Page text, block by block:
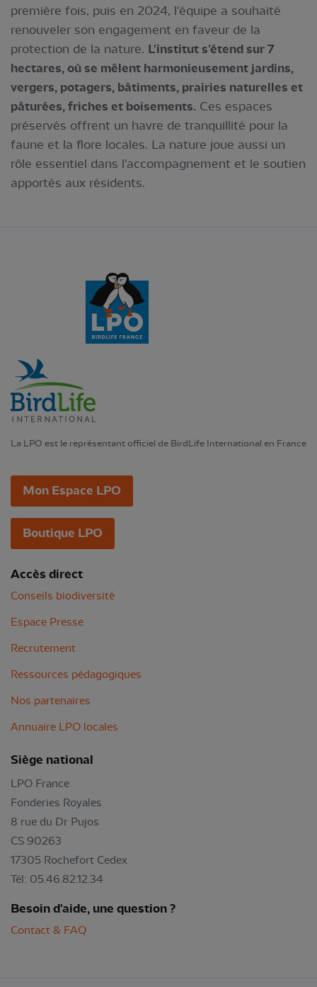
première fois, puis en 2024, l'équipe a souhaité
renouveler son engagement en faveur de la
protection de la nature. L'institut s'étend sur 7
hectares, où se mêlent harmonieusement jardins,
vergers, potagers, bâtiments, prairies naturelles et
pâturées, friches et boisements. Ces espaces
préservés offrent un havre de tranquillité pour la
faune et la flore locales. La nature joue aussi un
rôle essentiel dans l'accompagnement et le soutien
apportés aux résidents.
La LPO est le représentant officiel de BirdLife International en France
Mon Espace LPO
Boutique LPO
Accès direct
Conseils biodiversité
Espace Presse
Recrutement
Ressources pédagogiques
Nos partenaires
Annuaire LPO locales
Siège national
LPO France
Fonderies Royales
8 rue du Dr Pujos
CS 90263
17305 Rochefort Cedex
Tél: 05.46.82.12.34
Besoin d'aide, une question ?
Contact & FAQ